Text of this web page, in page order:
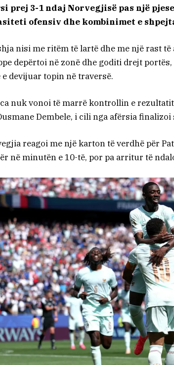
prej 3-1 ndaj Norvegjisë pas një
ofensiv dhe kombinimet e
nisi me ritëm të lartë dhe me një rast
depërtoi në zonë dhe goditi drejt
e devijuar topin në traversë.
nuk vonoi të marrë kontrollin e
Dembele, i cili nga afërsia finalizoi
reagoi me një karton të verdhë për
në minutën e 10-të, por pa arritur të